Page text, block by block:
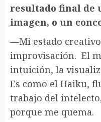
resultado final de
imagen, o un
—Mi estado creativo
improvisación. El
intuición, la
Es como el Haiku,
trabajo del
porque me quema.